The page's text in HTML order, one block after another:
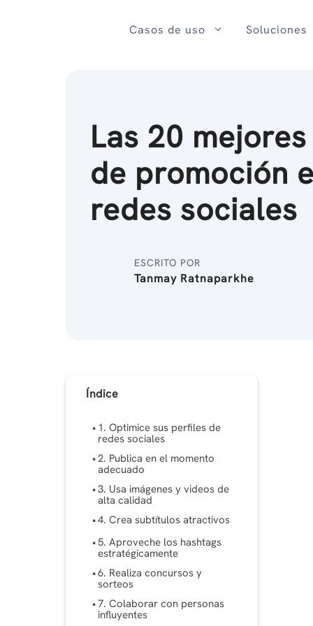
Casos de uso Soluciones
Las 20
de promoción
redes sociales
ESCRITO POR
Tanmay Ratnaparkhe
Índice
1. Optimice sus perfiles de
redes sociales
2. Publica en el momento
adecuado
3. Usa imágenes y videos de
alta calidad
4. Crea subtítulos atractivos
5. Aproveche los hashtags
estratégicamente
6. Realiza concursos y
sorteos
7. Colaborar con personas
influyentes